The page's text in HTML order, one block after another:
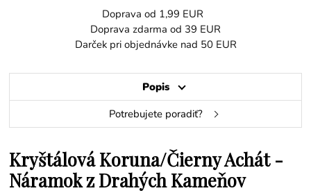
Doprava od 1,99 EUR
Doprava zdarma od 39 EUR
Darček pri objednávke nad 50 EUR
Popis
Potrebujete poradiť?
Kryštálová Koruna/Čierny Achát -
Náramok z Drahých Kameňov